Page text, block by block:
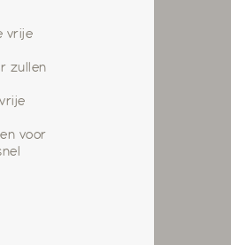
vrije
zullen
voor